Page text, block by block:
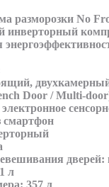
разморозки No
Door / Multi-
смартфон
дверей:
л
357 л